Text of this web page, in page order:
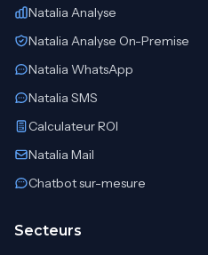
Natalia Analyse
Natalia Analyse On-Premise
Natalia WhatsApp
Natalia SMS
Calculateur ROI
Natalia Mail
Chatbot sur-mesure
Secteurs